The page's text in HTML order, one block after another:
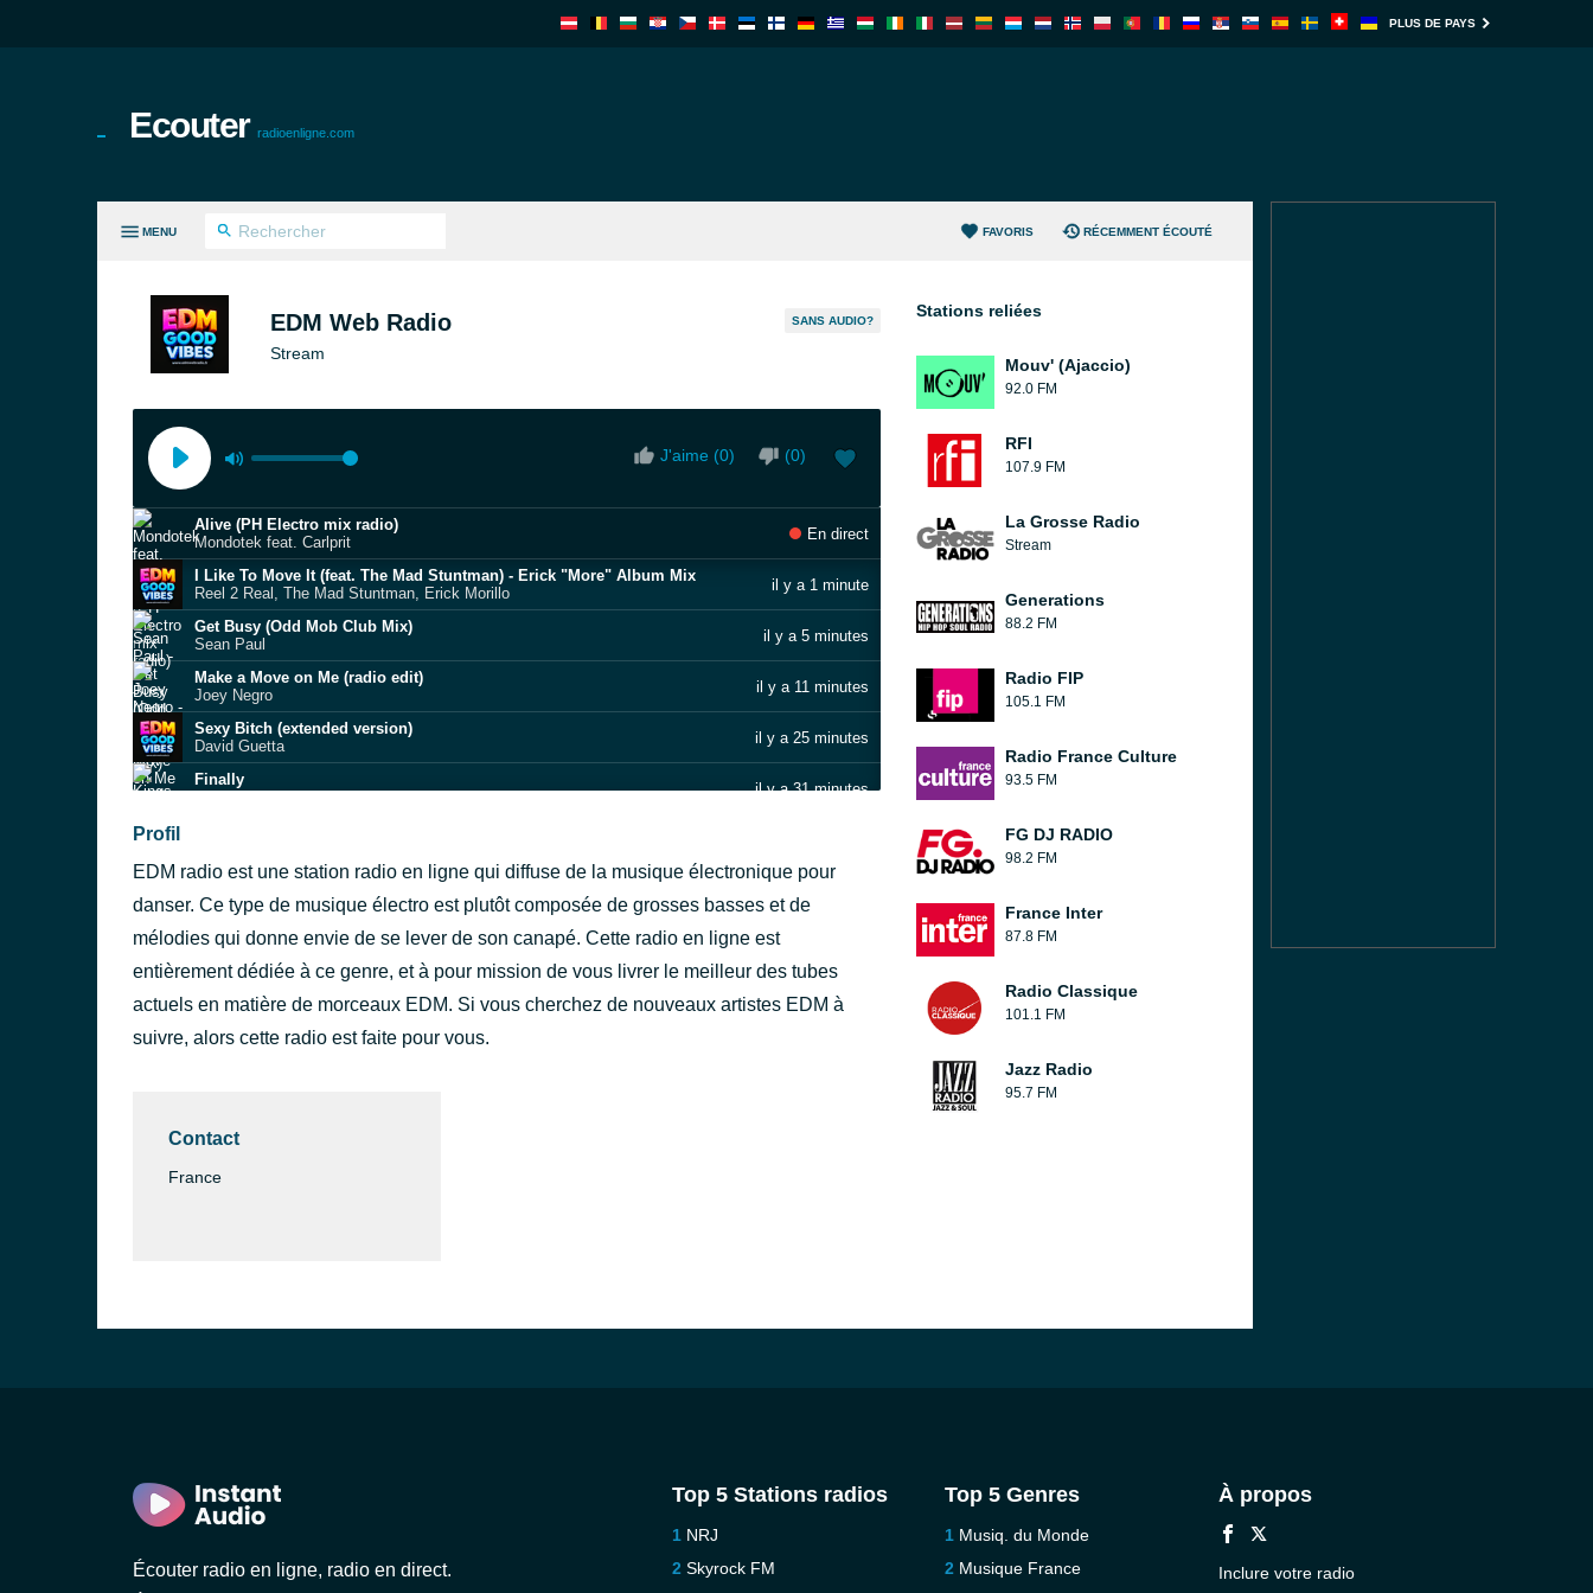
PLUS DE PAYS
Ecouter radioenligne.com
MENU FAVORIS RÉCEMMENT ÉCOUTÉ
EDM Web Radio
Stream
SANS AUDIO?
J'aime (0) (0)
Alive (PH Electro mix radio)
Mondotek feat. Carlprit
En direct
I Like To Move It (feat. The Mad Stuntman) - Erick "More" Album Mix
Reel 2 Real, The Mad Stuntman, Erick Morillo
il y a 1 minute
Get Busy (Odd Mob Club Mix)
Sean Paul
il y a 5 minutes
Make a Move on Me (radio edit)
Joey Negro
il y a 11 minutes
Sexy Bitch (extended version)
David Guetta
il y a 25 minutes
Finally
il y a 31 minutes
Get a Move On
Mr. Scruff
Fade Away
Bennett
il y a 54 minutes
A Deeper Love
Clivilles & Cole
il y a 1 heure
Profil
EDM radio est une station radio en ligne qui diffuse de la musique électronique pour
danser. Ce type de musique électro est plutôt composée de grosses basses et de
mélodies qui donne envie de se lever de son canapé. Cette radio en ligne est
entièrement dédiée à ce genre, et à pour mission de vous livrer le meilleur des tubes
actuels en matière de morceaux EDM. Si vous cherchez de nouveaux artistes EDM à
suivre, alors cette radio est faite pour vous.
Contact
France
Stations reliées
Mouv' (Ajaccio)
92.0 FM
RFI
107.9 FM
La Grosse Radio
Stream
Generations
88.2 FM
Radio FIP
105.1 FM
Radio France Culture
93.5 FM
FG DJ RADIO
98.2 FM
France Inter
87.8 FM
Radio Classique
101.1 FM
Jazz Radio
95.7 FM
Écouter radio en ligne, radio en direct.
Top 5 Stations radios
NRJ
Skyrock FM
Top 5 Genres
Musiq. du Monde
Musique France
À propos
Inclure votre radio